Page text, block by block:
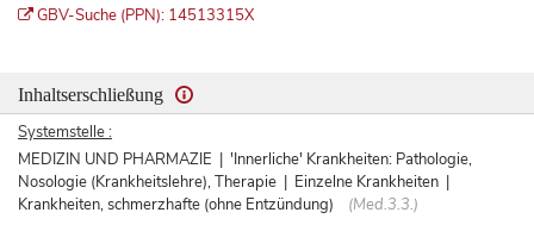
GBV-Suche (PPN): 14513315X
Inhaltserschließung
Systemstelle :
MEDIZIN UND PHARMAZIE | 'Innerliche' Krankheiten: Pathologie,
Nosologie (Krankheitslehre), Therapie | Einzelne Krankheiten |
Krankheiten, schmerzhafte (ohne Entzündung)
(Med.3.3.)